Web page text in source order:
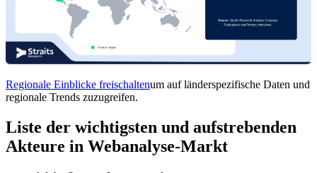
Regionale Einblicke freischaltenum auf länderspezifische Daten und
regionale Trends zuzugreifen.
Liste der wichtigsten und aufstrebenden
Akteure in Webanalyse-Markt